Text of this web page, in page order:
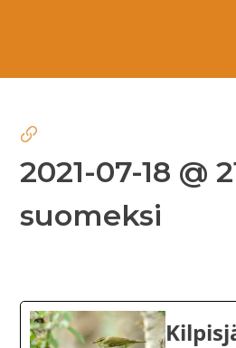
2021-07-18 @
suomeksi